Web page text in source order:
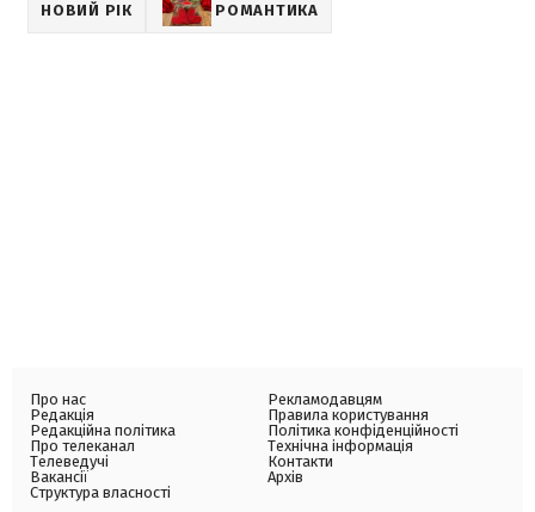
НОВИЙ РІК РОМАНТИКА
Про нас
Редакція
Редакційна політика
Про телеканал
Телеведучі
Вакансії
Структура власності
Рекламодавцям
Правила користування
Політика конфіденційності
Технічна інформація
Контакти
Архів